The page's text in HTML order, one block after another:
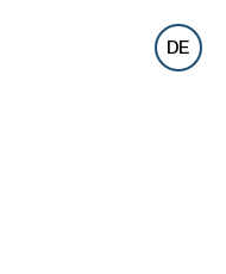
DE